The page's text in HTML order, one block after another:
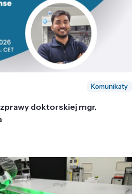
Komunikaty
doktorskiej mgr.